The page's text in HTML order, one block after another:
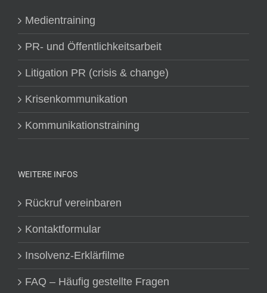
Medientraining
PR- und Öffentlichkeitsarbeit
Litigation PR (crisis & change)
Krisenkommunikation
Kommunikationstraining
WEITERE INFOS
Rückruf vereinbaren
Kontaktformular
Insolvenz-Erklärfilme
FAQ – Häufig gestellte Fragen